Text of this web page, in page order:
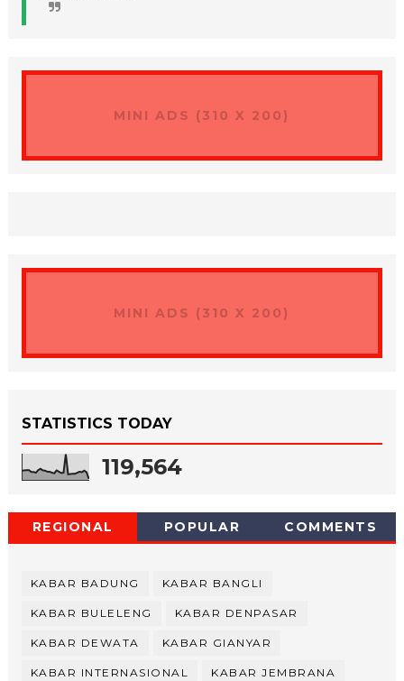
MINI ADS (310 X 200)
MINI ADS (310 X 200)
STATISTICS TODAY
119,564
REGIONAL POPULAR COMMENTS
KABAR BADUNG KABAR BANGLI
KABAR BULELENG KABAR DENPASAR
KABAR DEWATA KABAR GIANYAR
KABAR INTERNASIONAL KABAR JEMBRANA